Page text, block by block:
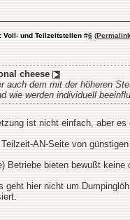
Voll- und Teilzeitstellen #6 (
cheese
auch dem mit der höheren
wie werden individuell
ist nicht einfach, aber
AN-Seite von
Betriebe bieten bewußt
geht hier nicht um